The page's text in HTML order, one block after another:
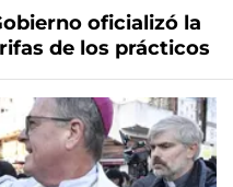
oficializó la
de los prácticos